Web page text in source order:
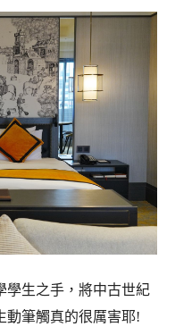
學生之手，將中古世紀
動筆觸真的很厲害耶!